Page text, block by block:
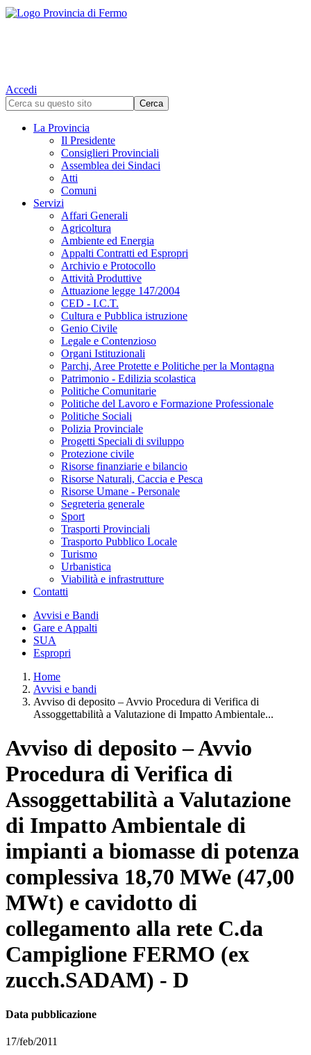
Accedi
La Provincia
Il Presidente
Consiglieri Provinciali
Assemblea dei Sindaci
Atti
Comuni
Servizi
Affari Generali
Agricoltura
Ambiente ed Energia
Appalti Contratti ed Espropri
Archivio e Protocollo
Attività Produttive
Attuazione legge 147/2004
CED - I.C.T.
Cultura e Pubblica istruzione
Genio Civile
Legale e Contenzioso
Organi Istituzionali
Parchi, Aree Protette e Politiche per la Montagna
Patrimonio - Edilizia scolastica
Politiche Comunitarie
Politiche del Lavoro e Formazione Professionale
Politiche Sociali
Polizia Provinciale
Progetti Speciali di sviluppo
Protezione civile
Risorse finanziarie e bilancio
Risorse Naturali, Caccia e Pesca
Risorse Umane - Personale
Segreteria generale
Sport
Trasporti Provinciali
Trasporto Pubblico Locale
Turismo
Urbanistica
Viabilità e infrastrutture
Contatti
Avvisi e Bandi
Gare e Appalti
SUA
Espropri
Home
Avvisi e bandi
Avviso di deposito – Avvio Procedura di Verifica di
Assoggettabilità a Valutazione di Impatto Ambientale...
Avviso di deposito – Avvio
Procedura di Verifica di
Assoggettabilità a Valutazione
di Impatto Ambientale di
impianti a biomasse di potenza
complessiva 18,70 MWe (47,00
MWt) e cavidotto di
collegamento alla rete C.da
Campiglione FERMO (ex
zucch.SADAM) - D
Data pubblicazione
17/feb/2011